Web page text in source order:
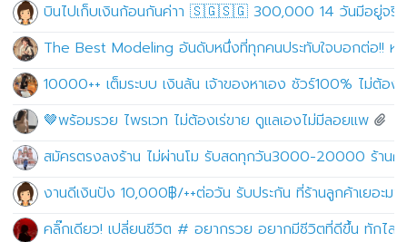
บินไปเก็บเงินก้อนกันค่าา 🇸🇬🇸🇬 300,000 14 วันมีอยู่จริง
The Best Modeling อันดับหนึ่งที่ทุกคนประทับใจบอกต่อ!! ห
10000++ เต็มระบบ เงินล้น เจ้าของหาเอง ชัวร์100% ไม่ต้อง
🤎พร้อมรวย ไพรเวท ไม่ต้องเร่ขาย ดูแลเองไม่มีลอยแพ
สมัครตรงลงร้าน ไม่ผ่านโม รับสดทุกวัน3000-20000 ร้าน
งานดีเงินปัง 10,000฿/++ต่อวัน รับประกัน ที่ร้านลูกค้าเยอะมา
คลิ๊กเดียว! เปลี่ยนชีวิต # อยากรวย อยากมีชีวิตที่ดีขึ้น ทักไล